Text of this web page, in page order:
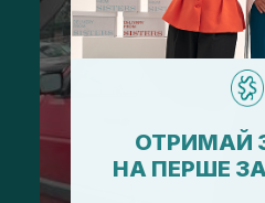
ОТРИМАЙ
НА ПЕРШЕ